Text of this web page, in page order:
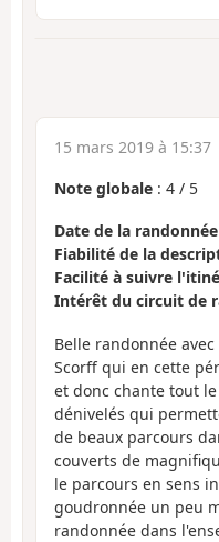
15 mars 2019 à 15:37
Note globale : 4 / 5
Date de la randonnée
Fiabilité de la
Facilité à suivre
Intérêt du circuit de
Belle randonnée
Scorff qui en cette
et donc chante tout
dénivelés qui
de beaux parcours
couverts de
le parcours en sens
goudronnée un peu
randonnée dans